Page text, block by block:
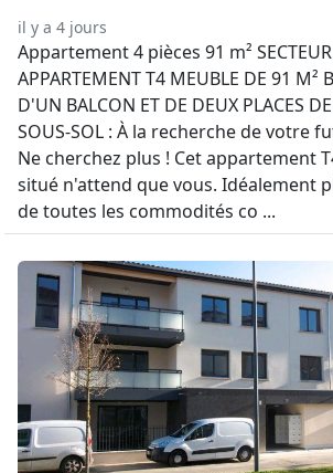
il y a 4 jours
Appartement 4 pièces 91 m² SECTEUR
APPARTEMENT T4 MEUBLE DE 91 M²
D'UN BALCON ET DE DEUX PLACES
SOUS-SOL : À la recherche de votre
Ne cherchez plus ! Cet appartement
situé n'attend que vous. Idéalement
de toutes les commodités co ...